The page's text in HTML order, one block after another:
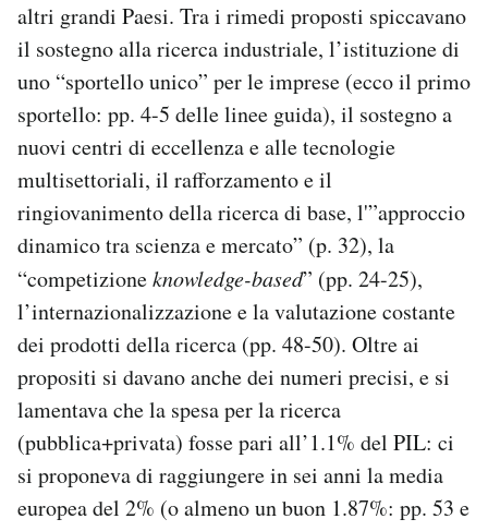
altri grandi Paesi. Tra i rimedi proposti spiccavano
il sostegno alla ricerca industriale, l’istituzione di
uno “sportello unico” per le imprese (ecco il primo
sportello: pp. 4-5 delle linee guida), il sostegno a
nuovi centri di eccellenza e alle tecnologie
multisettoriali, il rafforzamento e il
ringiovanimento della ricerca di base, l'”approccio
dinamico tra scienza e mercato” (p. 32), la
“competizioneknowledge-based” (pp. 24-25),
l’internazionalizzazione e la valutazione costante
dei prodotti della ricerca (pp. 48-50). Oltre ai
propositi si davano anche dei numeri precisi, e si
lamentava che la spesa per la ricerca
(pubblica+privata) fosse pari all’1.1% del PIL: ci
si proponeva di raggiungere in sei anni la media
europea del 2% (o almeno un buon 1.87%: pp. 53 e